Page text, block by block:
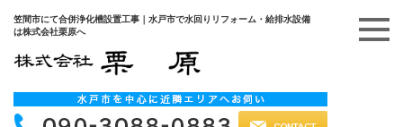
笠間市にて合併浄化槽設置工事｜水戸市で水回りリフォーム・給排水設備
は株式会社栗原へ